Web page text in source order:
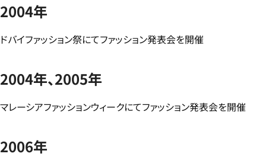
2004年
ドバイファッション祭にてファッション発表会を開催
2004年、2005年
マレーシアファッションウィークにてファッション発表会を開催
2006年